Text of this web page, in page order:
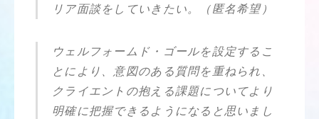
リア面談をしていきたい。（匿名希望）
ウェルフォームド・ゴールを設定するこ
とにより、意図のある質問を重ねられ、
クライエントの抱える課題についてより
明確に把握できるようになると思いまし